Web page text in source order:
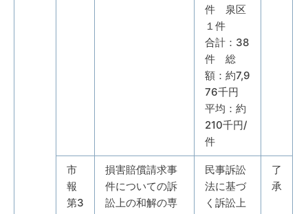
件 泉区
１件
合計：38
件 総
額：約7,9
76千円
平均：約
210千円/
件
市
報
第3
損害賠償請求事
件についての訴
訟上の和解の専
民事訴訟
法に基づ
く訴訟上
了
承